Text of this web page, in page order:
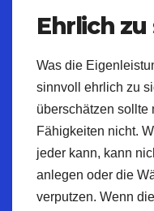
Ehrlich zu
Was die
sinnvoll ehrlich zu
überschätzen sollte
Fähigkeiten nicht.
jeder kann, kann
anlegen oder die
verputzen. Wenn